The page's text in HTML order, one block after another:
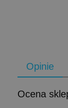
Opinie
Ocena